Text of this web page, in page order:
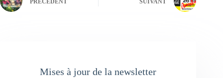
PRÉCÉDENT SUIVANT
Mises à jour de la newsletter